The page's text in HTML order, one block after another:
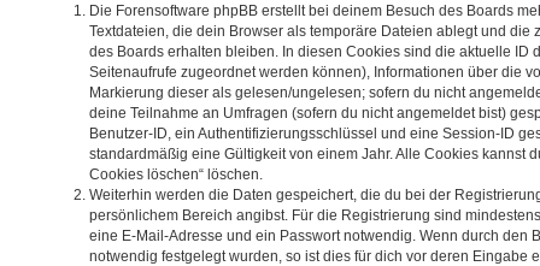
Die Forensoftware phpBB erstellt bei deinem Besuch des Boards
Textdateien, die dein Browser als temporäre Dateien ablegt und die
des Boards erhalten bleiben. In diesen Cookies sind die aktuelle ID
Seitenaufrufe zugeordnet werden können), Informationen über die
Markierung dieser als gelesen/ungelesen; sofern du nicht
deine Teilnahme an Umfragen (sofern du nicht angemeldet bist)
Benutzer-ID, ein Authentifizierungsschlüssel und eine Session-ID
standardmäßig eine Gültigkeit von einem Jahr. Alle Cookies kannst
Cookies löschen“ löschen.
Weiterhin werden die Daten gespeichert, die du bei der
persönlichem Bereich angibst. Für die Registrierung sind
eine E-Mail-Adresse und ein Passwort notwendig. Wenn durch den
notwendig festgelegt wurden, so ist dies für dich vor deren Eingabe